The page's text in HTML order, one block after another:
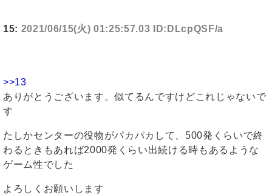
15: 2021/06/15(火) 01:25:57.03 ID:DLcpQSF/a
>>13
ありがとうございます。似てるんですけどこれじゃないで
す
たしかセンターの役物がパカパカして、500発くらいで終
わるときもあれば2000発くらい出続ける時もあるような
ゲーム性でした
よろしくお願いします